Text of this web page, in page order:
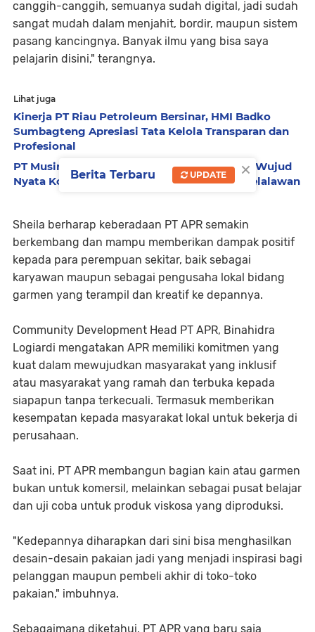
canggih-canggih, semuanya sudah digital, jadi sudah
sangat mudah dalam menjahit, bordir, maupun sistem
pasang kancingnya. Banyak ilmu yang bisa saya
pelajarin disini," terangnya.
Lihat juga
Kinerja PT Riau Petroleum Bersinar, HMI Badko
Sumbagteng Apresiasi Tata Kelola Transparan dan
Profesional
PT Musim Mas Salurkan 480 Paket Sekolah, Wujud
Nyata Komitmen Mencerdaskan Generasi Pelalawan
Sheila berharap keberadaan PT APR semakin
berkembang dan mampu memberikan dampak positif
kepada para perempuan sekitar, baik sebagai
karyawan maupun sebagai pengusaha lokal bidang
garmen yang terampil dan kreatif ke depannya.
Community Development Head PT APR, Binahidra
Logiardi mengatakan APR memiliki komitmen yang
kuat dalam mewujudkan masyarakat yang inklusif
atau masyarakat yang ramah dan terbuka kepada
siapapun tanpa terkecuali. Termasuk memberikan
kesempatan kepada masyarakat lokal untuk bekerja di
perusahaan.
Saat ini, PT APR membangun bagian kain atau garmen
bukan untuk komersil, melainkan sebagai pusat belajar
dan uji coba untuk produk viskosa yang diproduksi.
"Kedepannya diharapkan dari sini bisa menghasilkan
desain-desain pakaian jadi yang menjadi inspirasi bagi
pelanggan maupun pembeli akhir di toko-toko
pakaian," imbuhnya.
Sebagaimana diketahui, PT APR yang baru saja
×
Berita Terbaru UPDATE